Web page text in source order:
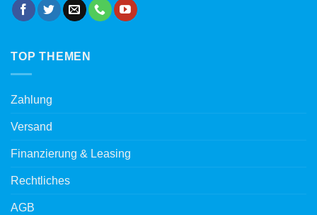
TOP THEMEN
Zahlung
Versand
Finanzierung & Leasing
Rechtliches
AGB